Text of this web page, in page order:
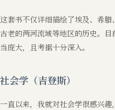
这套书不仅详细描绘了埃及、希
古老的两河流域等地区的历史。
当庞大，且考据十分深入。
社会学（吉登斯）
一直以来，我就对社会学很感兴